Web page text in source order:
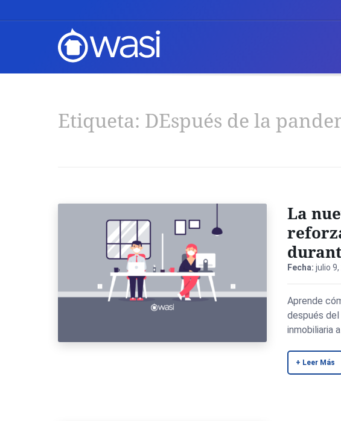
Etiqueta: DEspués de la
La
Fecha: julio
Aprende
después
inmobiliaria
+ Leer Más